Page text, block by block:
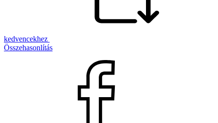
kedvencekhez
Összehasonlítás